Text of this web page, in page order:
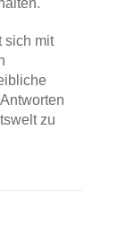
sich mit
zu